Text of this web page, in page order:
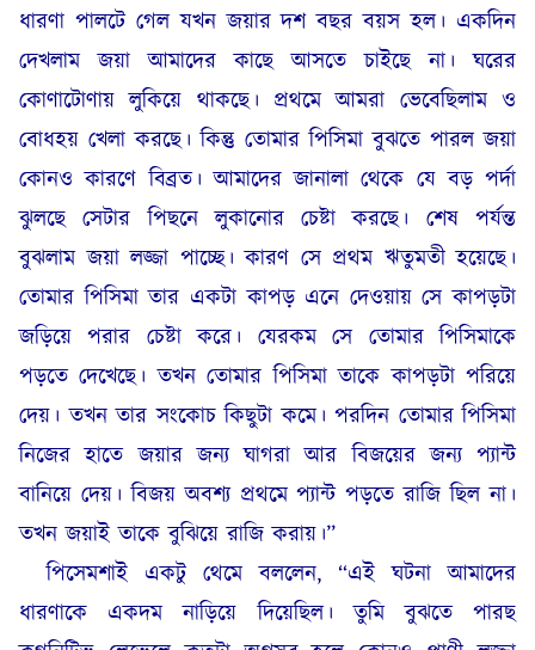
ধারণা পালটে গেল যখন জয়ার দশ বছর বয়স হল। একদিন
দেখলাম জয়া আমাদের কাছে আসতে চাইছে না। ঘরের
কোণাটোণায় লুকিয়ে থাকছে। প্রথমে আমরা ভেবেছিলাম ও
বোধহয় খেলা করছে। কিন্তু তোমার পিসিমা বুঝতে পারল জয়া
কোনও কারণে বিব্রত। আমাদের জানালা থেকে যে বড় পর্দা
ঝুলছে সেটার পিছনে লুকানোর চেষ্টা করছে। শেষ পর্যন্ত
বুঝলাম জয়া লজ্জা পাচ্ছে। কারণ সে প্রথম ঋতুমতী হয়েছে।
তোমার পিসিমা তার একটা কাপড় এনে দেওয়ায় সে কাপড়টা
জড়িয়ে পরার চেষ্টা করে। যেরকম সে তোমার পিসিমাকে
পড়তে দেখেছে। তখন তোমার পিসিমা তাকে কাপড়টা পরিয়ে
দেয়। তখন তার সংকোচ কিছুটা কমে। পরদিন তোমার পিসিমা
নিজের হাতে জয়ার জন্য ঘাগরা আর বিজয়ের জন্য প্যান্ট
বানিয়ে দেয়। বিজয় অবশ্য প্রথমে প্যান্ট পড়তে রাজি ছিল না।
তখন জয়াই তাকে বুঝিয়ে রাজি করায়।”
পিসেমশাই একটু থেমে বললেন, “এই ঘটনা আমাদের
ধারণাকে একদম নাড়িয়ে দিয়েছিল। তুমি বুঝতে পারছ